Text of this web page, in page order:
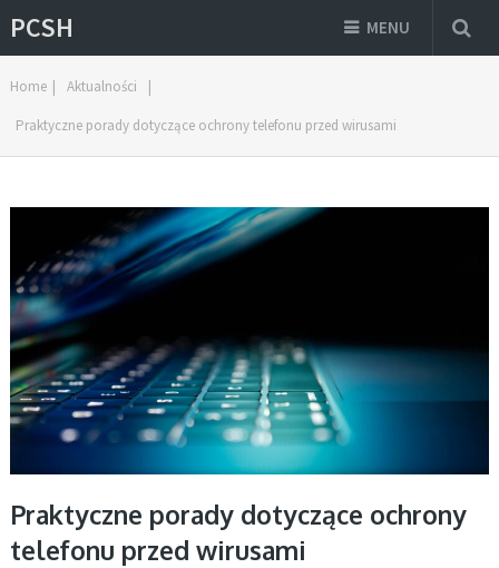
PCSH MENU
Home | Aktualności |
Praktyczne porady dotyczące ochrony telefonu przed wirusami
Praktyczne porady dotyczące ochrony
telefonu przed wirusami